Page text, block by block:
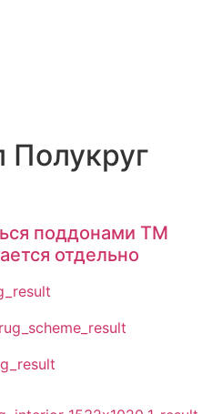
Полукруг
поддонами ТМ
отдельно